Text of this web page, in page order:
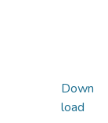
Down
load